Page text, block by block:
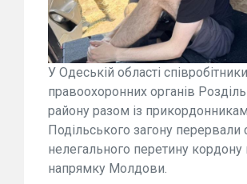
У Одеській області співробітники
правоохоронних органів
району разом із
Подільського загону перервали
нелегального перетину кордону
напрямку Молдови.